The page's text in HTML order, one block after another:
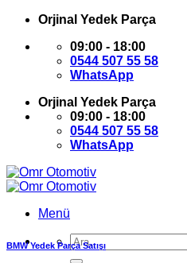
İçeriğeOrjinal Yedek Parça
09:00 - 18:00
0544 507 55 58
WhatsApp
Orjinal Yedek Parça
09:00 - 18:00
0544 507 55 58
WhatsApp
Menü
Ara:
BMW Yedek Parça Satışı